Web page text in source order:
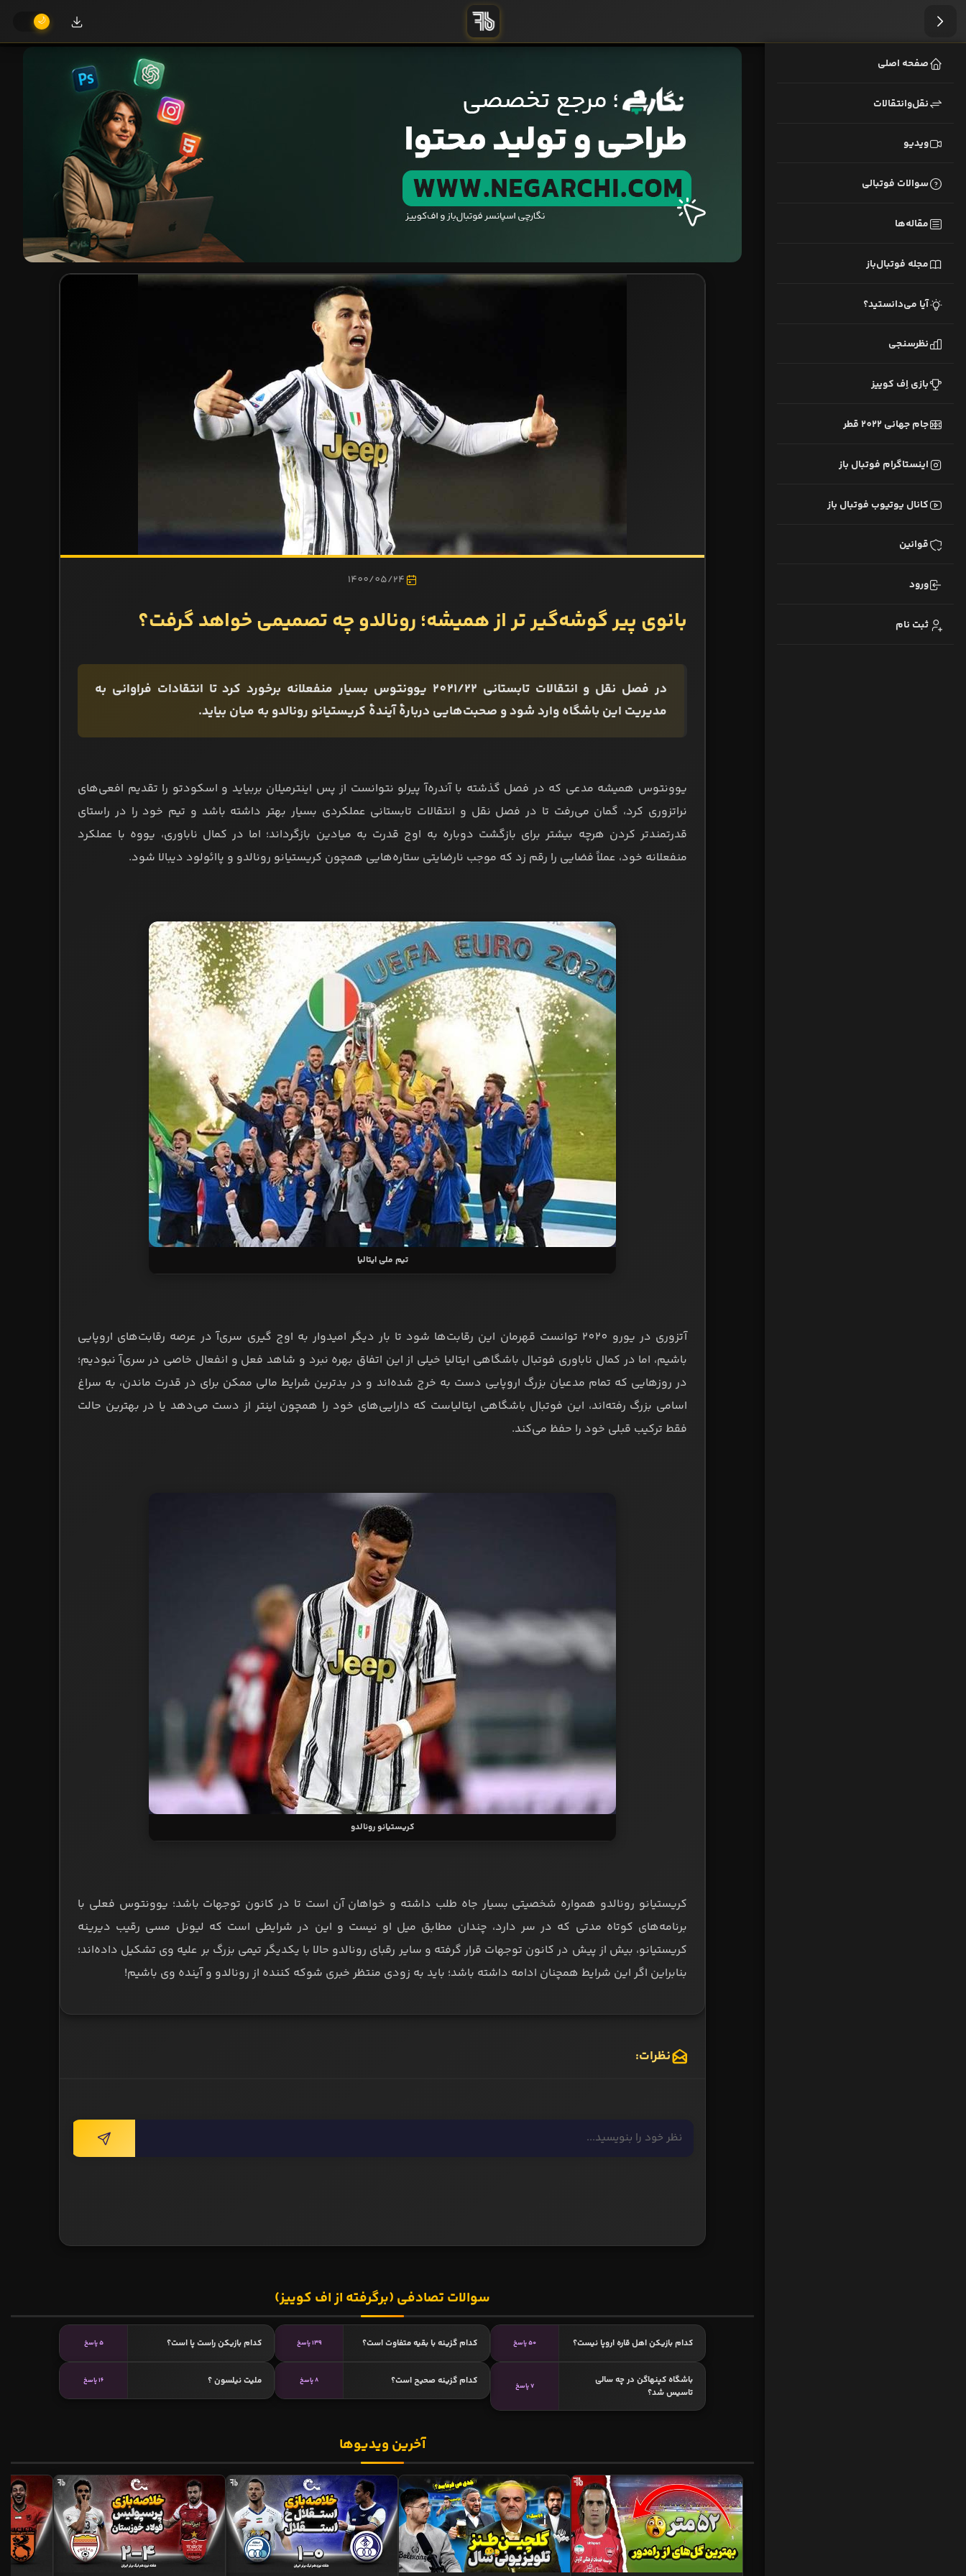
صفحه اصلی
نقل‌وانتقالات
ویدیو
سوالات فوتبالی
مقاله‌ها
مجله فوتبال‌باز
آیا می‌دانستید؟
نظرسنجی
بازی اِف کوییز
جام جهانی 2022 قطر
اینستاگرام فوتبال باز
کانال یوتیوب فوتبال باز
قوانین
ورود
ثبت نام
1400/05/24
بانوی پیر گوشه‌گیر تر از همیشه؛ رونالدو چه تصمیمی خواهد گرفت؟
در فصل نقل و انتقالات تابستانی 2021/22 یوونتوس بسیار منفعلانه برخورد کرد تا انتقادات فراوانی به
مدیریت این باشگاه وارد شود و صحبت‌هایی دربارۀ آیندۀ کریستیانو رونالدو به میان بیاید.
یوونتوس همیشه مدعی که در فصل گذشته با آندره‌آ پیرلو نتوانست از پس اینترمیلان بربیاید و اسکودتو را تقدیم افعی‌های
نراتزوری کرد، گمان می‌رفت تا در فصل نقل و انتقالات تابستانی عملکردی بسیار بهتر داشته باشد و تیم خود را در راستای
قدرتمندتر کردن هرچه بیشتر برای بازگشت دوباره به اوج قدرت به میادین بازگرداند؛ اما در کمال ناباوری، یووه با عملکرد
منفعلانه خود، عملاً فضایی را رقم زد که موجب نارضایتی ستاره‌هایی همچون کریستیانو رونالدو و پاائولود دیبالا شود.
تیم ملی ایتالیا
آتزوری‌ در یورو 2020 توانست قهرمان این رقابت‌ها شود تا بار دیگر امیدوار به اوج گیری سری‌آ در عرصه رقابت‌های اروپایی
باشیم، اما در کمال ناباوری فوتبال باشگاهی ایتالیا خیلی از این اتفاق بهره نبرد و شاهد فعل و انفعال خاصی در سری‌آ نبودیم؛
در روزهایی که تمام مدعیان بزرگ اروپایی دست به خرج شده‌اند و در بدترین شرایط مالی ممکن برای در قدرت ماندن، به سراغ
اسامی بزرگ رفته‌اند، این فوتبال باشگاهی ایتالیاست که دارایی‌های خود را همچون اینتر از دست می‌دهد یا در بهترین حالت
فقط ترکیب قبلی خود را حفظ می‌کند.
کریستیانو رونالدو
کریستیانو رونالدو همواره شخصیتی بسیار جاه طلب داشته و خواهان آن است تا در کانون توجهات باشد؛ یوونتوس فعلی با
برنامه‌های کوتاه مدتی که در سر دارد، چندان مطابق میل او نیست و این در شرایطی است که لیونل مسی رقیب دیرینه
کریستیانو، بیش از پیش در کانون توجهات قرار گرفته و سایر رقبای رونالدو حالا با یکدیگر تیمی بزرگ بر علیه وی تشکیل داده‌اند؛
بنابراین اگر این شرایط همچنان ادامه داشته باشد؛ باید به زودی منتظر خبری شوکه کننده از رونالدو و آینده وی باشیم!
نظرات:
سوالات تصادفی (برگرفته از اف کوییز)
کدام بازیکن اهل قاره اروپا نیست؟ 50 پاسخ کدام گزینه با بقیه متفاوت است؟ 139 پاسخ کدام بازیکن راست پا است؟ 5 پاسخ
باشگاه کپنهاگن در چه سالی
تاسیس شد؟
7 پاسخ کدام گزینه صحیح است؟ 8 پاسخ ملیت نیلسون ؟ 16 پاسخ
آخرین ویدیوها